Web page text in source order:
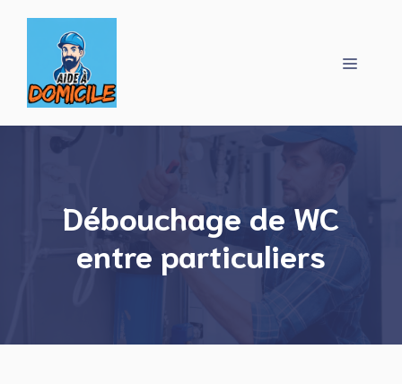
contenu
Menu
Débouchage de WC
entre particuliers